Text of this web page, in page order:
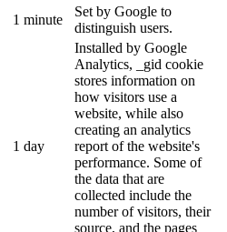
1 minute
Set by Google to
distinguish users.
1 day
Installed by Google
Analytics, _gid cookie
stores information on
how visitors use a
website, while also
creating an analytics
report of the website's
performance. Some of
the data that are
collected include the
number of visitors, their
source, and the pages